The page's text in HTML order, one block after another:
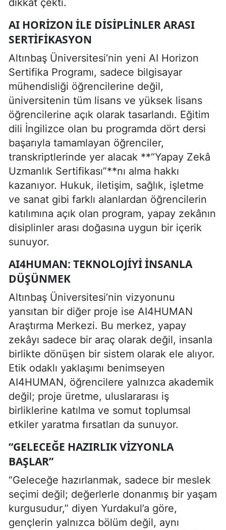
dikkat çekti.
AI HORIZON ILE DISIPLINLER ARASI
SERTIFIKASYON
Altınbaş Üniversitesi’nin yeni AI Horizon
Sertifika Programı, sadece bilgisayar
mühendisliği öğrencilerine değil,
üniversitenin tüm lisans ve yüksek lisans
öğrencilerine açık olarak tasarlandı. Eğitim
dili İngilizce olan bu programda dört dersi
başarıyla tamamlayan öğrenciler,
transkriptlerinde yer alacak **“Yapay Zekâ
Uzmanlık Sertifikası”**nı alma hakkı
kazanıyor. Hukuk, iletişim, sağlık, işletme
ve sanat gibi farklı alanlardan öğrencilerin
katılımına açık olan program, yapay zekânın
disiplinler arası doğasına uygun bir içerik
sunuyor.
AI4HUMAN: TEKNOLOJIYI İNSANLA
DÜŞÜNMEK
Altınbaş Üniversitesi’nin vizyonunu
yansıtan bir diğer proje ise AI4HUMAN
Araştırma Merkezi. Bu merkez, yapay
zekâyı sadece bir araç olarak değil, insanla
birlikte dönüşen bir sistem olarak ele alıyor.
Etik odaklı yaklaşımı benimseyen
AI4HUMAN, öğrencilere yalnızca akademik
değil; proje üretme, uluslararası iş
birliklerine katılma ve somut toplumsal
etkiler yaratma fırsatları da sunuyor.
“GELECEĞE HAZIRLIK VIZYONLA
BAŞLAR”
“Geleceğe hazırlanmak, sadece bir meslek
seçimi değil; değerlerle donanmış bir yaşam
kurgusudur,” diyen Yurdakul’a göre,
gençlerin yalnızca bölüm değil, aynı